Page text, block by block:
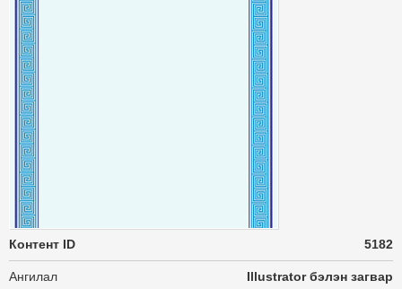
Контент ID 5182
Ангилал Illustrator бэлэн загвар